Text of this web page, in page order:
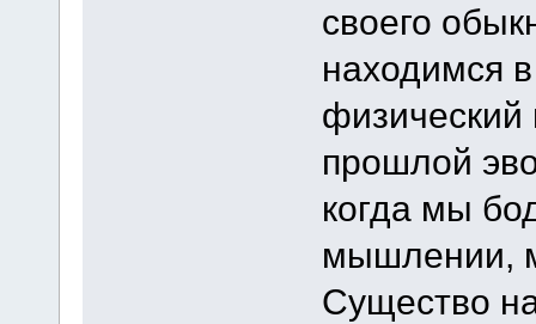
своего
находимся
физический
прошлой
когда мы
мышлении,
Существо